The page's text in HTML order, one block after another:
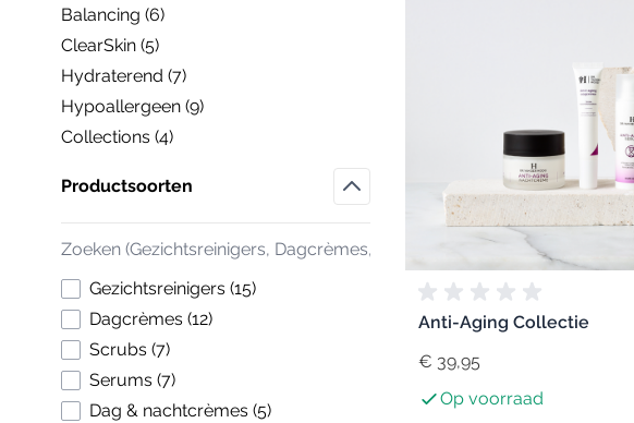
Balancing (6
products available
)
ClearSkin (5
products available
)
Hydraterend (7
products available
)
Hypoallergeen (9
products available
)
Collections (4
products available
)
Productsoorten
Gezichtsreinigers (15products available
)
Dagcrèmes (12products available
)
Scrubs (7products available
)
Serums (7products available
)
Dag & nachtcrèmes (5products available
)
Anti-Aging Collectie
€ 39,95
Op voorraad